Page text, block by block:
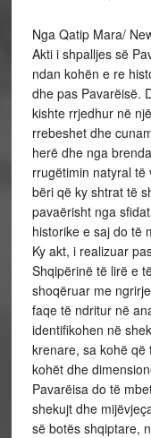
Nga Qatip Mara/
Akti i shpalljes së
ndan kohën e re
dhe pas Pavarëisë.
kishte rrjedhur në
rrebeshet dhe
herë dhe nga
rrugëtimin natyral
bëri që ky shtrat të
pavaërisht nga
historike e saj do të
Ky akt, i realizuar
Shqipërinë të lirë e
shoqëruar me
faqe të ndritur në
identifikohen në
krenare, sa kohë që
kohët dhe
Pavarëisa do të
shekujt dhe
së botës shqiptare,